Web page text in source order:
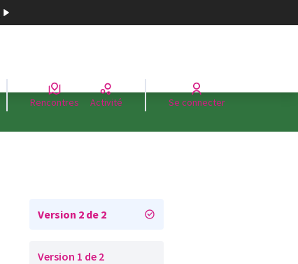
Rencontres Activité Se connecter
Version 2 de 2
Version 1 de 2